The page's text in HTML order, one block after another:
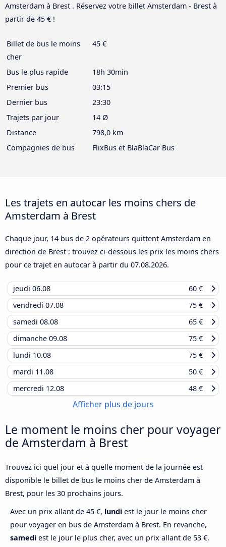
Amsterdam à Brest . Réservez votre billet Amsterdam - Brest à
partir de 45 € !
Billet de bus le moins
cher
45 €
Bus le plus rapide
18h 30min
Premier bus
03:15
Dernier bus
23:30
Trajets par jour
14 Ø
Distance
798,0 km
Compagnies de bus
FlixBus et BlaBlaCar Bus
Les trajets en autocar les moins chers de
Amsterdam à Brest
Chaque jour, 14 bus de 2 opérateurs quittent Amsterdam en
direction de Brest : trouvez ci-dessous les prix les moins chers
pour ce trajet en autocar à partir du 07.08.2026.
jeudi 06.08
60 €
vendredi 07.08
75 €
samedi 08.08
65 €
dimanche 09.08
75 €
lundi 10.08
75 €
mardi 11.08
50 €
mercredi 12.08 48 €
Afficher plus de jours
Le moment le moins cher pour voyager
de Amsterdam à Brest
Trouvez ici quel jour et à quelle moment de la journée est
disponible le billet de bus le moins cher de Amsterdam à
Brest, pour les 30 prochains jours.
Avec un prix allant de 45 €, lundi est le jour le moins cher
pour voyager en bus de Amsterdam à Brest. En revanche,
samedi est le jour le plus cher, avec un prix allant de 53 €.